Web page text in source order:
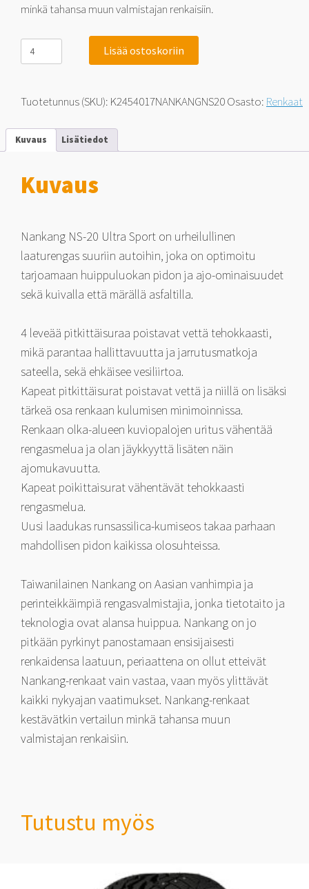
minkä tahansa muun valmistajan renkaisiin.
Nankang
NS-
20
245/40-
V
Lisää ostoskoriin
Tuotetunnus (SKU): K2454017NANKANGNS20Osasto: Renkaat
Kuvaus Lisätiedot
Kuvaus
Nankang NS-20 Ultra Sport on urheilullinen
laaturengas suuriin autoihin, joka on optimoitu
tarjoamaan huippuluokan pidon ja ajo-ominaisuudet
sekä kuivalla että märällä asfaltilla.
4 leveää pitkittäisuraa poistavat vettä tehokkaasti,
mikä parantaa hallittavuutta ja jarrutusmatkoja
sateella, sekä ehkäisee vesiliirtoa.
Kapeat pitkittäisurat poistavat vettä ja niillä on lisäksi
tärkeä osa renkaan kulumisen minimoinnissa.
Renkaan olka-alueen kuviopalojen uritus vähentää
rengasmelua ja olan jäykkyyttä lisäten näin
ajomukavuutta.
Kapeat poikittaisurat vähentävät tehokkaasti
rengasmelua.
Uusi laadukas runsassilica-kumiseos takaa parhaan
mahdollisen pidon kaikissa olosuhteissa.
Taiwanilainen Nankang on Aasian vanhimpia ja
perinteikkäimpiä rengasvalmistajia, jonka tietotaito ja
teknologia ovat alansa huippua. Nankang on jo
pitkään pyrkinyt panostamaan ensisijaisesti
renkaidensa laatuun, periaattena on ollut etteivät
Nankang-renkaat vain vastaa, vaan myös ylittävät
kaikki nykyajan vaatimukset. Nankang-renkaat
kestävätkin vertailun minkä tahansa muun
valmistajan renkaisiin.
Tutustu myös